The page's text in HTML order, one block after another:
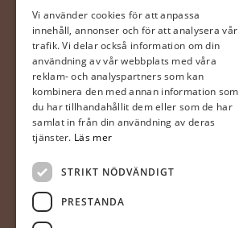
Mån-fre 10:00 – 20:00
Lördag 10:00 – 18:00
Söndag 10:00 – 18:00
Halmstad
(Hallarna)
Gerdas Te & Kaffehandel
Prästvägen 1
302 63 Halmstad
Vi använder cookies för att anpassa
innehåll, annonser och för att analysera vår
trafik. Vi delar också information om din
användning av vår webbplats med våra
reklam- och analyspartners som kan
kombinera den med annan information som
du har tillhandahållit dem eller som de har
samlat in från din användning av deras
tjänster. Läs mer
STRIKT NÖDVÄNDIGT
PRESTANDA